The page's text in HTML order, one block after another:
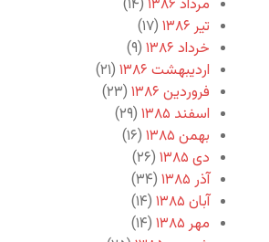
مرداد ۱۳۸۶
(۱۴)
تیر ۱۳۸۶
(۱۷)
خرداد ۱۳۸۶
(۹)
اردیبهشت ۱۳۸۶
(۲۱)
فروردین ۱۳۸۶
(۲۳)
اسفند ۱۳۸۵
(۲۹)
بهمن ۱۳۸۵
(۱۶)
دی ۱۳۸۵
(۲۶)
آذر ۱۳۸۵
(۳۴)
آبان ۱۳۸۵
(۱۴)
مهر ۱۳۸۵
(۱۴)